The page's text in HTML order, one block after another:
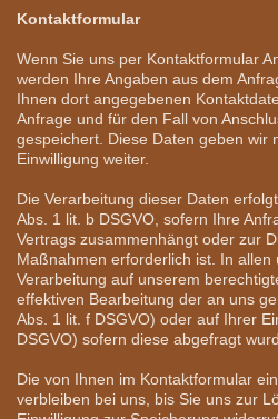
Kontaktformular
Wenn Sie uns per Kontaktformular
werden Ihre Angaben aus dem
Ihnen dort angegebenen
Anfrage und für den Fall von
gespeichert. Diese Daten geben wir
Einwilligung weiter.
Die Verarbeitung dieser Daten
Abs. 1 lit. b DSGVO, sofern Ihre
Vertrags zusammenhängt oder zur
Maßnahmen erforderlich ist. In allen
Verarbeitung auf unserem
effektiven Bearbeitung der an uns
Abs. 1 lit. f DSGVO) oder auf Ihrer
DSGVO) sofern diese abgefragt
Die von Ihnen im Kontaktformular
verbleiben bei uns, bis Sie uns zur